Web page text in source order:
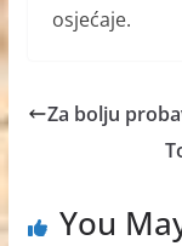
osjećaje.
Za bolju
You